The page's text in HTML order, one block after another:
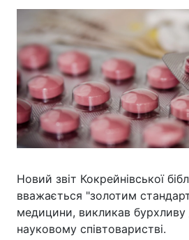
Новий звіт Кокрейнівської
вважається "золотим
медицини, викликав бурхливу
науковому співтоваристві.